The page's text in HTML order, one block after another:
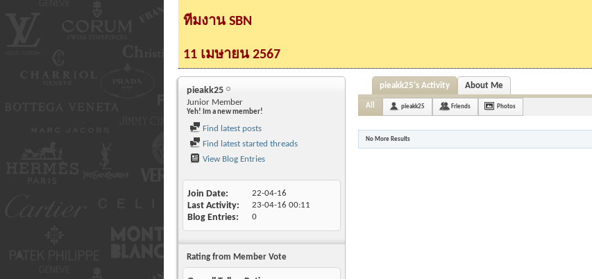
ทีมงาน SBN
11 เมษายน 2567
pieakk25
Junior Member
Yeh! Im a new member!
Find latest posts
Find latest started threads
View Blog Entries
Join Date 22-04-16
Last Activity 23-04-16 00:11
Blog Entries 0
Rating from Member Vote
pieakk25's Activity About Me
All pieakk25 Friends Photos
No More Results